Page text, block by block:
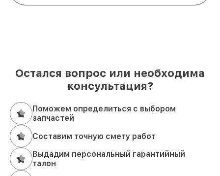
Остался вопрос или необходима
консультация?
Поможем определиться с выбором
запчастей
Составим точную смету работ
Выдадим персональный гарантийный
талон